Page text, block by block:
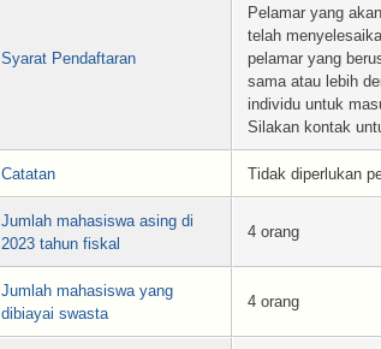
Syarat Pendaftaran
Pelamar yang
telah
pelamar yang
sama atau lebih
individu untuk
Silakan kontak
Catatan Tidak diperlukan
Jumlah mahasiswa asing di
2023 tahun fiskal
4 orang
Jumlah mahasiswa yang
dibiayai swasta
4 orang